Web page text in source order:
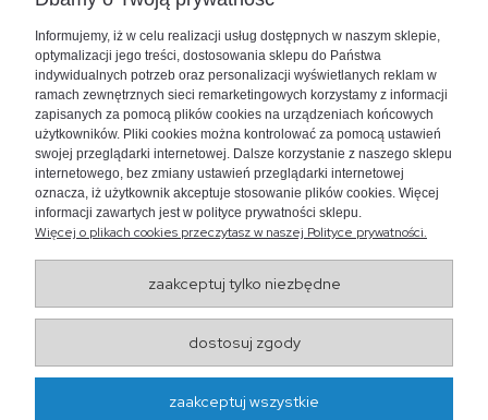
+48 730 447 156
bok@akwarium24.pl
Wojewódzki Inspektorat
Weterynarii w Lublinie
ul. Droga Męczenników Majdanka 50, 20-325 Lublin
http://www.wiw.lublin.pl/
Informujemy, iż w celu realizacji usług dostępnych w naszym sklepie,
optymalizacji jego treści, dostosowania sklepu do Państwa
indywidualnych potrzeb oraz personalizacji wyświetlanych reklam w
ramach zewnętrznych sieci remarketingowych korzystamy z informacji
zapisanych za pomocą plików cookies na urządzeniach końcowych
użytkowników. Pliki cookies można kontrolować za pomocą ustawień
swojej przeglądarki internetowej. Dalsze korzystanie z naszego sklepu
internetowego, bez zmiany ustawień przeglądarki internetowej
oznacza, iż użytkownik akceptuje stosowanie plików cookies. Więcej
informacji zawartych jest w polityce prywatności sklepu.
Więcej o plikach cookies przeczytasz w naszej Polityce prywatności.
zaakceptuj tylko niezbędne
dostosuj zgody
zaakceptuj wszystkie